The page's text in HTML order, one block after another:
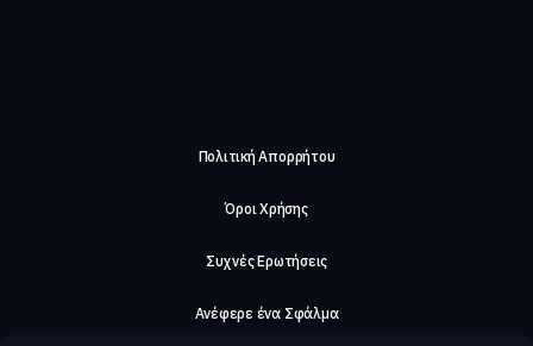
Πολιτική Απορρήτου
Όροι Χρήσης
Συχνές Ερωτήσεις
Ανέφερε ένα Σφάλμα